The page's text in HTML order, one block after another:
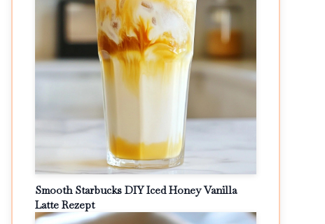
Smooth Starbucks DIY Iced Honey Vanilla
Latte Rezept